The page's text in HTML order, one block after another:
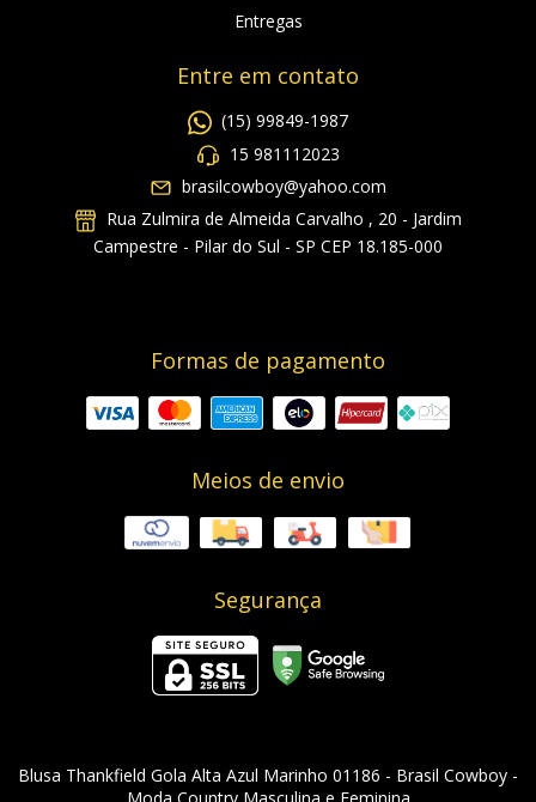
Entregas
Entre em contato
(15) 99849-1987
15 981112023
brasilcowboy@yahoo.com
Rua Zulmira de Almeida Carvalho , 20 - Jardim
Campestre - Pilar do Sul - SP CEP 18.185-000
Formas de pagamento
Meios de envio
Segurança
Blusa Thankfield Gola Alta Azul Marinho 01186 - Brasil Cowboy -